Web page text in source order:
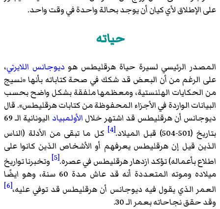
على الإطلاق لأي كيان أن يوجد بحالة واحدة في وقت واحد.
حياته
المصدر الرئيسي لسيرة حياة هرقليطس هو ديوجانس اللايرتي،
على الرغم من أن البعض قد شكك في صحة كتاباته بأنها «نسيج
من الحكايات الهلنستية، ومعظمها ملفقة بشكل واضح بحسب
البيانات الواردة في الأجزاء المحفوظة من كتابات هرقليطس». قال
ديوجانس أن هرقليطس قد اشتهر خلال الأولمبياد
اليونانية الـ 69
بتاريخ (501-504) قبل الميلاد.
[4]
كل ما تبقى من الأدلة (الناس
الذين قيل إن هرقليطس يعرفهم أو الأشخاص الذين كانوا على
اطلاع بأعماله) تؤكد ازدهار هرقليطس في عصره.[5]
وتخبرنا تواريخ
ميلاده وموته المتعددة أنه قد عاش مدة 60 سنة، وهو ايضًا
العمر الذي يقول فيه ديوجانس أن هرقليطس قد توفي عليه،[6]
وقد حقق نجاحاته بعمر الـ 30.